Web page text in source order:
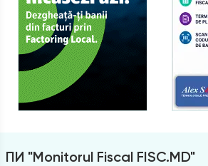
ПИ "Monitorul Fiscal FISC.MD"